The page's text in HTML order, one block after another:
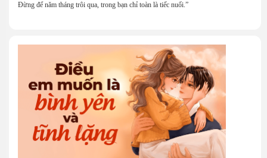
Đừng để năm tháng trôi qua, trong bạn chỉ toàn là tiếc nuối.”